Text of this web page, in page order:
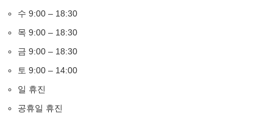
수 9:00 – 18:30
목 9:00 – 18:30
금 9:00 – 18:30
토 9:00 – 14:00
일 휴진
공휴일 휴진